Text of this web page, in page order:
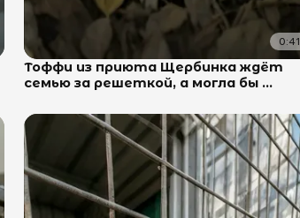
0:41
Тоффи из приюта Щербинка ждёт
семью за решеткой, а могла бы ...